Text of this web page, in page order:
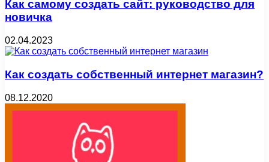
Как самому создать сайт: руководство для
новичка
02.04.2023
Как создать собственный интернет магазин?
08.12.2020